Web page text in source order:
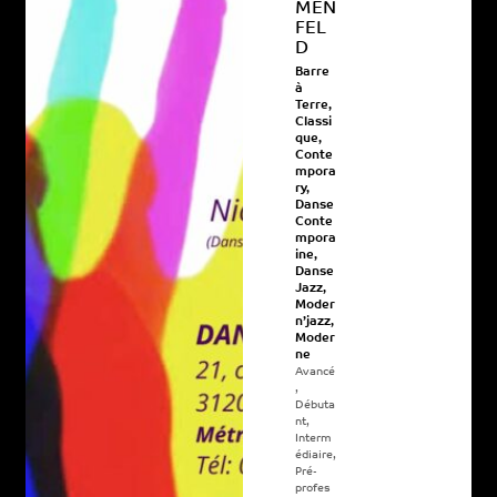
MEN
FEL
D
Barre
à
Terre,
Classi
que,
Conte
mpora
ry,
Danse
Conte
mpora
ine,
Danse
Jazz,
Moder
n’jazz,
Moder
ne
Avancé
,
Débuta
nt,
Interm
édiaire,
Pré-
profes